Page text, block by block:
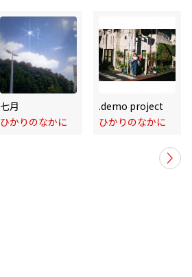
七月
ひかりのなかに
.demo project
ひかりのなかに